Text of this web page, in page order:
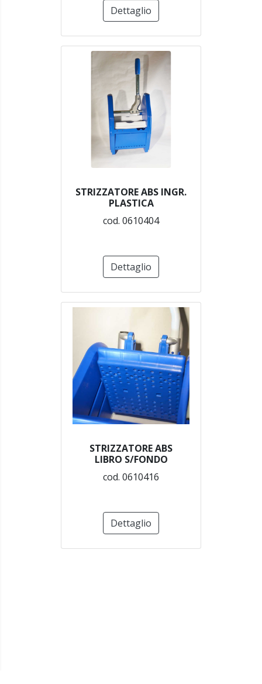
Dettaglio
STRIZZATORE ABS INGR.
PLASTICA
cod. 0610404
Dettaglio
STRIZZATORE ABS
LIBRO S/FONDO
cod. 0610416
Dettaglio